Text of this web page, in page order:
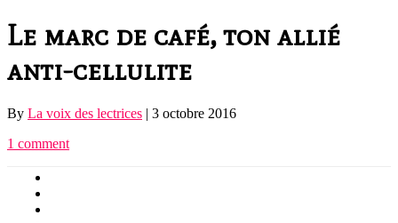
Le marc de café, ton allié
anti-cellulite
By La voix des lectrices | 3 octobre 2016
1 comment